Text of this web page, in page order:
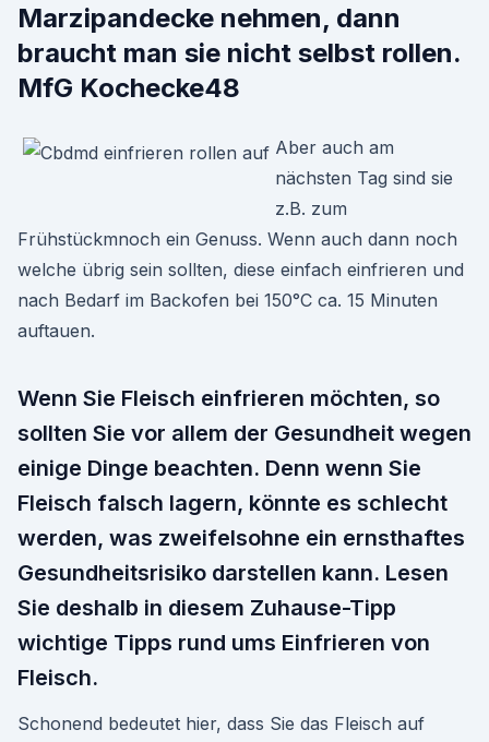
Marzipandecke nehmen, dann
braucht man sie nicht selbst rollen.
MfG Kochecke48
Aber auch am
nächsten Tag sind sie
z.B. zum
Frühstückmnoch ein Genuss. Wenn auch dann noch
welche übrig sein sollten, diese einfach einfrieren und
nach Bedarf im Backofen bei 150°C ca. 15 Minuten
auftauen.
Wenn Sie Fleisch einfrieren möchten, so
sollten Sie vor allem der Gesundheit wegen
einige Dinge beachten. Denn wenn Sie
Fleisch falsch lagern, könnte es schlecht
werden, was zweifelsohne ein ernsthaftes
Gesundheitsrisiko darstellen kann. Lesen
Sie deshalb in diesem Zuhause-Tipp
wichtige Tipps rund ums Einfrieren von
Fleisch.
Schonend bedeutet hier, dass Sie das Fleisch auf